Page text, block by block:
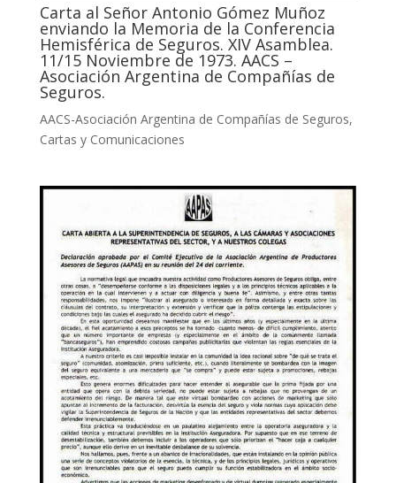
Carta al Señor Antonio Gómez Muñoz
enviando la Memoria de la Conferencia
Hemisférica de Seguros. XIV Asamblea.
11/15 Noviembre de 1973. AACS –
Asociación Argentina de Compañías de
Seguros.
AACS-Asociación Argentina de Compañías de Seguros,
Cartas y Comunicaciones